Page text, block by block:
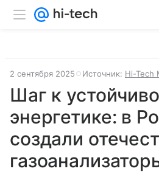
2 сентября 2025 Источник: Hi-Tech
Шаг к
энергетике: в
создали